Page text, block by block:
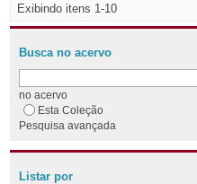
Exibindo itens 1-10
Busca no acervo
no acervo
Esta Coleção
Pesquisa avançada
Listar por